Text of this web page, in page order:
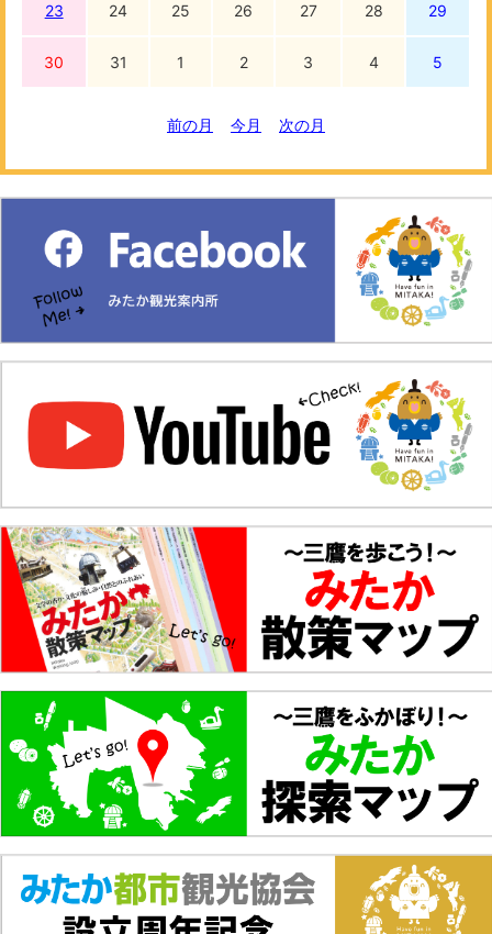
23 24 25 26 27 28 29
30 31 1 2 3 4 5
前の月 今月 次の月